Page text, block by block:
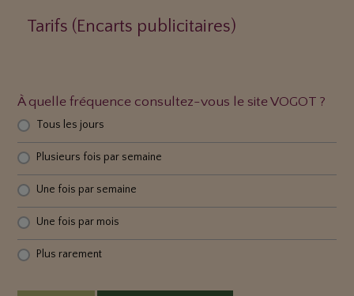
Tarifs (Encarts publicitaires)
À quelle fréquence consultez-vous le site VOGOT ?
Tous les jours
Plusieurs fois par semaine
Une fois par semaine
Une fois par mois
Plus rarement